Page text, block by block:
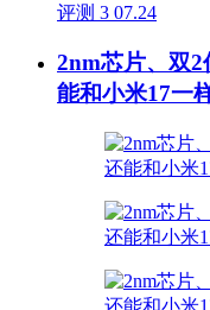
评测 3 07.24
2nm芯片、双
能和小米17一